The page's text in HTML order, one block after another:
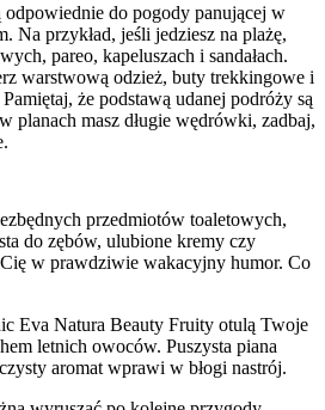
odpowiednie do pogody panującej w
Na przykład, jeśli jedziesz na plażę,
pareo, kapeluszach i sandałach.
warstwową odzież, buty trekkingowe i
że podstawą udanej podróży są
masz długie wędrówki, zadbaj,
przedmiotów toaletowych,
do zębów, ulubione kremy czy
w prawdziwie wakacyjny humor. Co
Eva Natura Beauty Fruity otulą Twoje
letnich owoców. Puszysta piana
aromat wprawi w błogi nastrój.